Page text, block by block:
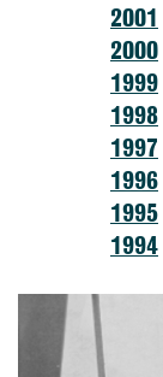
2001
2000
1999
1998
1997
1996
1995
1994